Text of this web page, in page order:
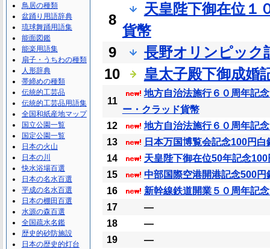
8
天皇陛下御在位１
貨幣
9
長野オリンピック
10
皇太子殿下御成婚
11
地方自治法施行６０周年記
ー・クラッド貨幣
12
地方自治法施行６０周年記
13
日本万国博覧会記念100円白
14
天皇陛下御在位50年記念
15
中部国際空港開港記念500円
16
新幹線鉄道開業５０周年記
17
―
18
―
19
―
鳥居の種類
盆踊り用語辞典
琉球舞踊用語集
能面図鑑
能楽用語集
扇子・うちわの種類
人形辞典
帯締めの種類
伝統的工芸品
伝統的工芸品用語集
全国和紙産地マップ
国立公園一覧
国定公園一覧
日本の火山
日本の川
快水浴場百選
日本の名水百選
平成の名水百選
日本の棚田百選
水源の森百選
全国疏水名鑑
歴史的砂防施設
日本の歴史的灯台